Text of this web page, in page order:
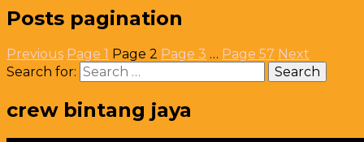
Posts pagination
Previous Page 1 Page 2 Page 3 … Page 57 Next
Search for:
crew bintang jaya